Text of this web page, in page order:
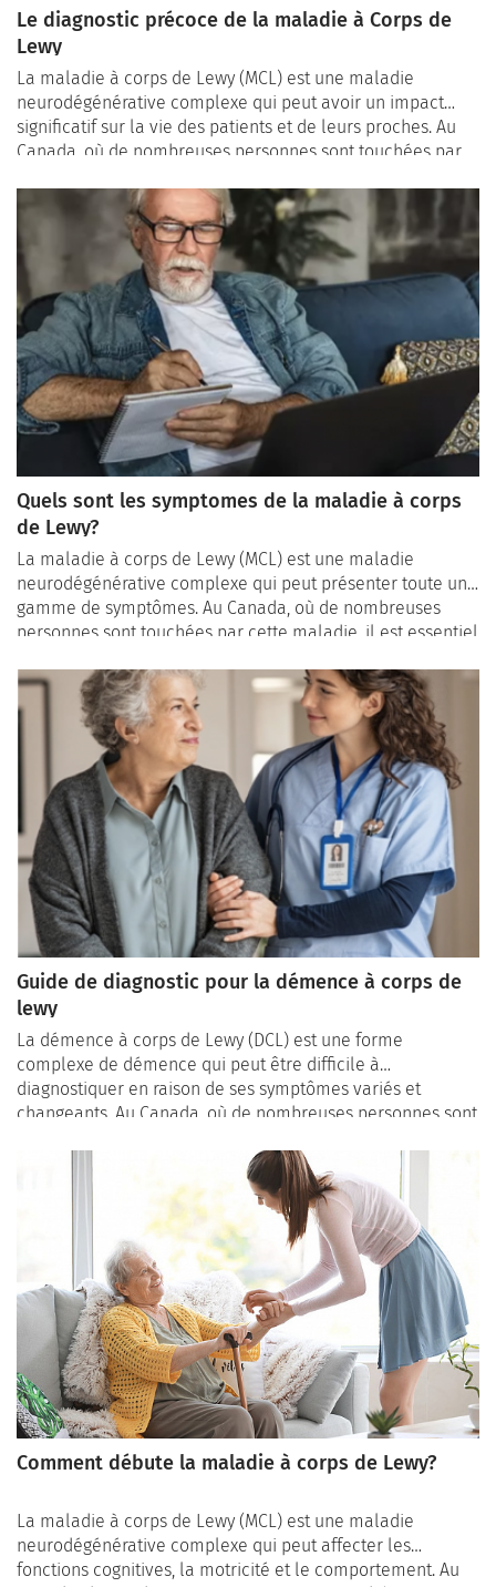
Le diagnostic précoce de la maladie à Corps de
Lewy
La maladie à corps de Lewy (MCL) est une maladie
neurodégénérative complexe qui peut avoir un impact
significatif sur la vie des patients et de leurs proches. Au
Canada, où de nombreuses personnes sont touchées par
du diagnostic précoce pour une prise en charge efficace.
Quels sont les symptomes de la maladie à corps
de Lewy?
La maladie à corps de Lewy (MCL) est une maladie
neurodégénérative complexe qui peut présenter toute une
gamme de symptômes. Au Canada, où de nombreuses
personnes sont touchées par cette maladie, il est essentiel
précoce et une prise en charge adaptée.
Guide de diagnostic pour la démence à corps de
lewy
La démence à corps de Lewy (DCL) est une forme
complexe de démence qui peut être difficile à
diagnostiquer en raison de ses symptômes variés et
changeants. Au Canada, où de nombreuses personnes sont
comprendre le processus de diagnostic.
Comment débute la maladie à corps de Lewy?
La maladie à corps de Lewy (MCL) est une maladie
neurodégénérative complexe qui peut affecter les
fonctions cognitives, la motricité et le comportement. Au